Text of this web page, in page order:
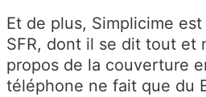
Et de plus, Simplicime
SFR, dont il se dit tout et
propos de la couverture
téléphone ne fait que du